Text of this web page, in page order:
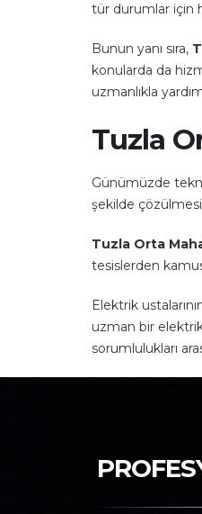
tür durumlar için
Bunun yanı sıra,
konularda da
uzmanlıkla
Tuzla
Günümüzde
şekilde
Tuzla Orta
tesislerden
Elektrik
uzman bir elektrik
sorumlulukları